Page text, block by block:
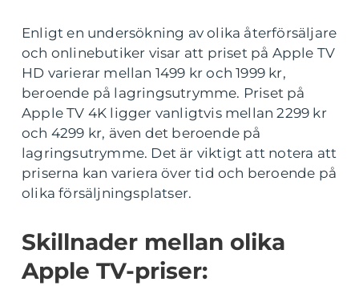
Enligt en undersökning av olika återförsäljare
och onlinebutiker visar att priset på Apple TV
HD varierar mellan 1499 kr och 1999 kr,
beroende på lagringsutrymme. Priset på
Apple TV 4K ligger vanligtvis mellan 2299 kr
och 4299 kr, även det beroende på
lagringsutrymme. Det är viktigt att notera att
priserna kan variera över tid och beroende på
olika försäljningsplatser.
Skillnader mellan olika
Apple TV-priser: